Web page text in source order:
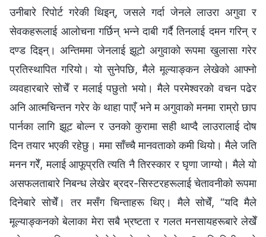
उनीबारे रिपोर्ट गरेकी थिइन्, जसले गर्दा जेनले लाउरा अगुवा र
सेवकहरूलाई आलोचना गर्छिन् भन्‍ने दाबी गर्दै तिनलाई दमन गरिन् र
दण्ड दिइन्। अन्तिममा जेनलाई झूटो अगुवाको रूपमा खुलासा गरेर
प्रतिस्थापित गरियो। यो सुनेपछि, मैले मूल्याङ्कन लेखेको आफ्नो
व्यवहारबारे सोचेँ र मलाई पछुतो भयो। मैले परमेश्‍वरको वचन पढेर
अनि आत्मचिन्तन गरेर के थाहा पाएँ भने म अगुवाको मनमा राम्रो छाप
पार्नका लागि झूट बोल्‍न र उनको कुरामा सही थाप्दै लाउरालाई दोष
दिन तयार भएकी रहेछु। ममा साँच्‍चै मानवताको कमी थियो। मैले जति
मनन गरेँ, मलाई आफूप्रति त्यति नै तिरस्कार र घृणा जाग्यो। मैले यो
असफलताबारे निबन्ध लेखेर ब्रदर-सिस्टरहरूलाई चेतावनीको रूपमा
दिनेबारे सोचेँ। तर मसँग चिन्ताहरू थिए। मैले सोचेँ, “यदि मैले
मूल्याङ्कनको बेलाका मेरा सबै भ्रष्टता र गलत मनसायहरूबारे लेखेँ